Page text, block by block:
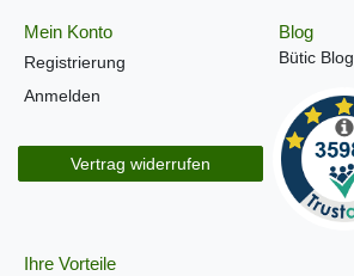
Mein Konto
Registrierung
Anmelden
Vertrag widerrufen
Blog
Bütic Blog
Ihre Vorteile